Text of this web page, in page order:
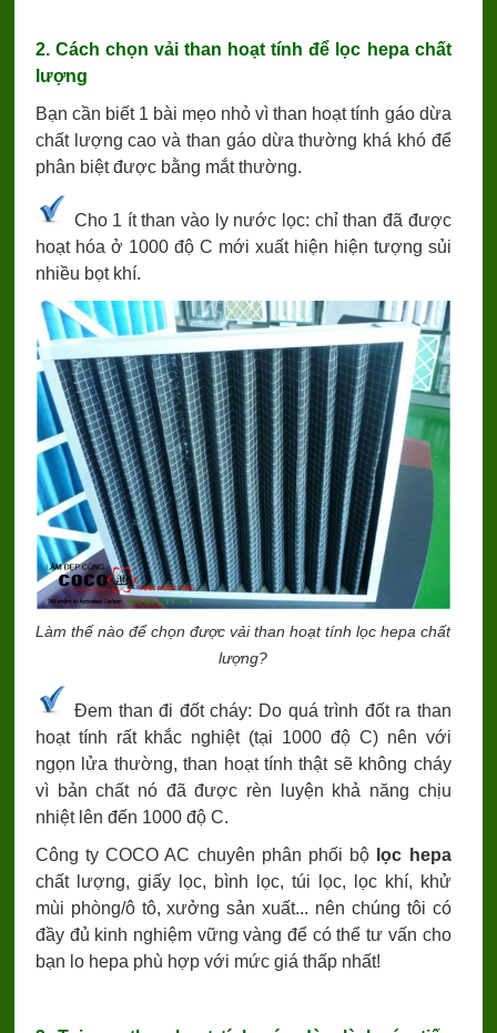
2. Cách chọn vải than hoạt tính để lọc hepa chất
lượng
Bạn cần biết 1 bài mẹo nhỏ vì than hoạt tính gáo dừa
chất lượng cao và than gáo dừa thường khá khó để
phân biệt được bằng mắt thường.
Cho 1 ít than vào ly nước lọc: chỉ than đã được
hoạt hóa ở 1000 độ C mới xuất hiện hiện tượng sủi
nhiều bọt khí.
Làm thế nào để chọn được vải than hoạt tính lọc hepa chất
lượng?
Đem than đi đốt cháy: Do quá trình đốt ra than
hoạt tính rất khắc nghiệt (tại 1000 độ C) nên với
ngọn lửa thường, than hoạt tính thật sẽ không cháy
vì bản chất nó đã được rèn luyện khả năng chịu
nhiệt lên đến 1000 độ C.
Công ty COCO AC chuyên phân phối bộ lọc hepa
chất lượng, giấy lọc, bình lọc, túi lọc, lọc khí, khử
mùi phòng/ô tô, xưởng sản xuất... nên chúng tôi có
đầy đủ kinh nghiệm vững vàng để có thể tư vấn cho
bạn lo hepa phù hợp với mức giá thấp nhất!